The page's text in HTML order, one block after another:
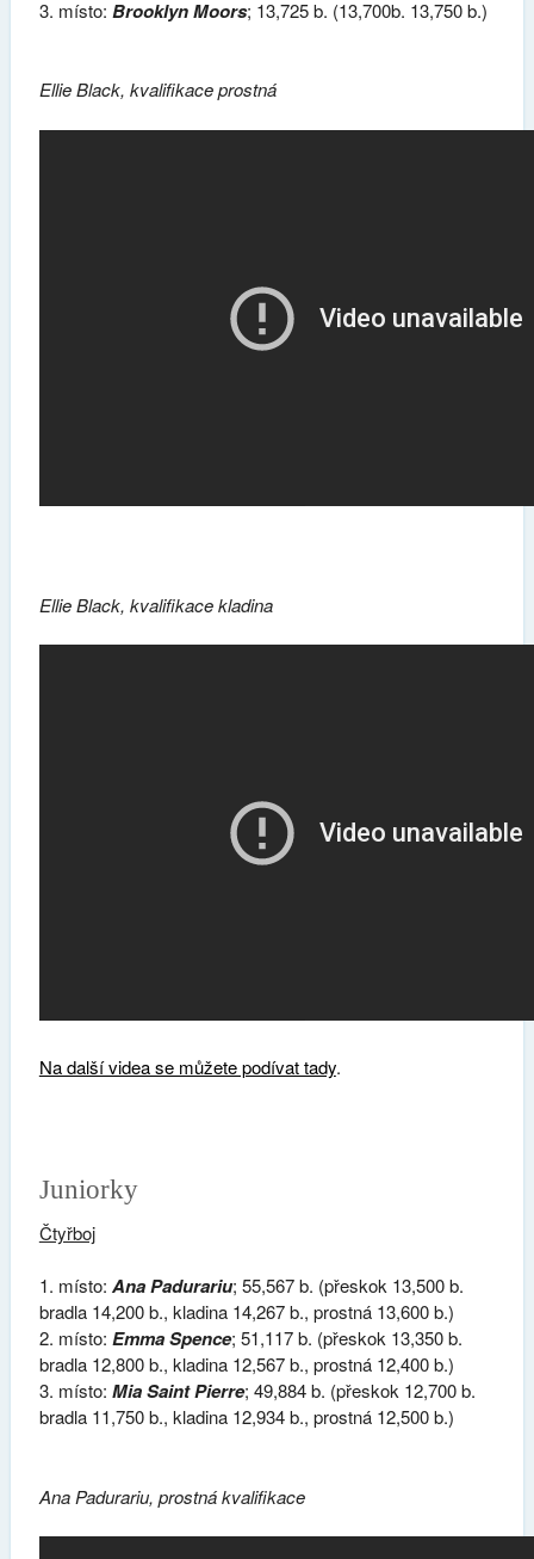
místo: Brooklyn Moors; 13,725 b. (13,700b. 13,750 b.)
Ellie Black, kvalifikace prostná
Ellie Black, kvalifikace kladina
Na další videa se můžete podívat tady.
Juniorky
Čtyřboj
místo: Ana Padurariu; 55,567 b. (přeskok 13,500 b.
bradla 14,200 b., kladina 14,267 b., prostná 13,600 b.)
místo: Emma Spence; 51,117 b. (přeskok 13,350 b.
bradla 12,800 b., kladina 12,567 b., prostná 12,400 b.)
místo: Mia Saint Pierre; 49,884 b. (přeskok 12,700 b.
bradla 11,750 b., kladina 12,934 b., prostná 12,500 b.)
Ana Padurariu, prostná kvalifikace